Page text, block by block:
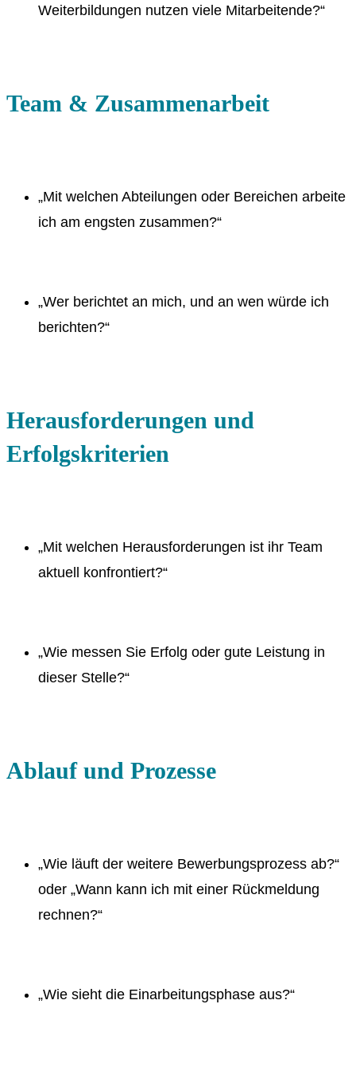
Weiterbildungen nutzen viele Mitarbeitende?“
Team & Zusammenarbeit
„Mit welchen Abteilungen oder Bereichen arbeite
ich am engsten zusammen?“
„Wer berichtet an mich, und an wen würde ich
berichten?“
Herausforderungen und
Erfolgskriterien
„Mit welchen Herausforderungen ist ihr Team
aktuell konfrontiert?“
„Wie messen Sie Erfolg oder gute Leistung in
dieser Stelle?“
Ablauf und Prozesse
„Wie läuft der weitere Bewerbungsprozess ab?“
oder „Wann kann ich mit einer Rückmeldung
rechnen?“
„Wie sieht die Einarbeitungsphase aus?“